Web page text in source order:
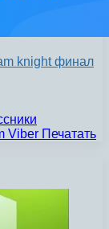
knight финал
Viber Печатать